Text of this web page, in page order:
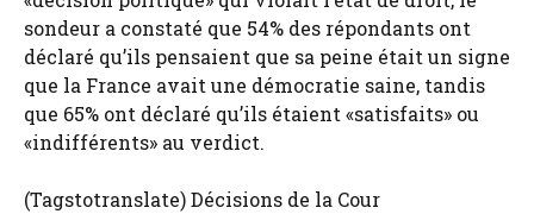
sondeur a constaté que 54% des répondants ont
déclaré qu’ils pensaient que sa peine était un signe
que la France avait une démocratie saine, tandis
que 65% ont déclaré qu’ils étaient «satisfaits» ou
«indifférents» au verdict.
(Tagstotranslate) Décisions de la Cour